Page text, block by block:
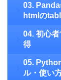
03.
htmlの
04. 初心
得
05.
ル・使い